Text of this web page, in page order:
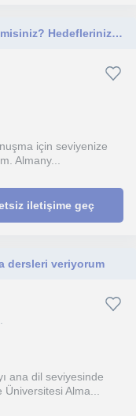
Almancayı özgüvenle konuşmak ister misiniz? Hedeflerinize uygun, kişiye özel online dersler sunuyorum.
için seviyenize
Almany...
iletişime geç
dersleri veriyorum
ana dil seviyesinde
Alma...